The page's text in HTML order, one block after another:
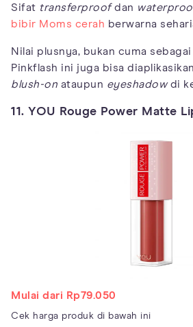
Sifat transferproofdan
bibir Moms cerah berwarna
Nilai plusnya, bukan cuma
Pinkflash ini juga bisa
blush-on ataupun eyeshadowdi
11. YOU Rouge Power Matte
Mulai dari Rp79.050
Cek harga produk di bawah ini